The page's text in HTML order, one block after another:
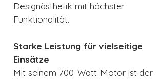
Designästhetik mit höchster
Funktionalität.
Starke Leistung für vielseitige
Einsätze
Mit seinem 700-Watt-Motor ist der